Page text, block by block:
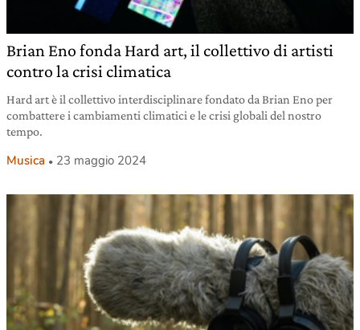
Brian Eno fonda Hard art, il collettivo di artisti
contro la crisi climatica
Hard art è il collettivo interdisciplinare fondato da Brian Eno per
combattere i cambiamenti climatici e le crisi globali del nostro
tempo.
Musica 23 maggio 2024